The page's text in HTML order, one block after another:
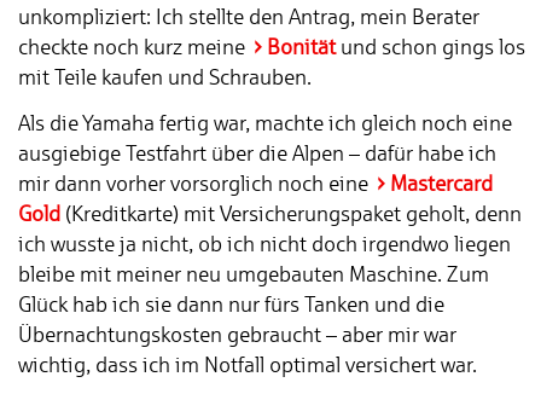
unkompliziert: Ich stellte den Antrag, mein Berater
checkte noch kurz meine
Bonitätund schon gings los
mit Teile kaufen und Schrauben.
Als die Yamaha fertig war, machte ich gleich noch eine
ausgiebige Testfahrt über die Alpen – dafür habe ich
mir dann vorher vorsorglich noch eine
Mastercard
Gold (Kreditkarte) mit Versicherungspaket geholt, denn
ich wusste ja nicht, ob ich nicht doch irgendwo liegen
bleibe mit meiner neu umgebauten Maschine. Zum
Glück hab ich sie dann nur fürs Tanken und die
Übernachtungskosten gebraucht – aber mir war
wichtig, dass ich im Notfall optimal versichert war.